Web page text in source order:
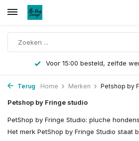
Voor 15:00 besteld, zelfde
Terug Home Merken Petshop by
Petshop by Fringe studio
PetShop by Fringe Studio: pluche
Het merk PetShop by Fringe Studio staat